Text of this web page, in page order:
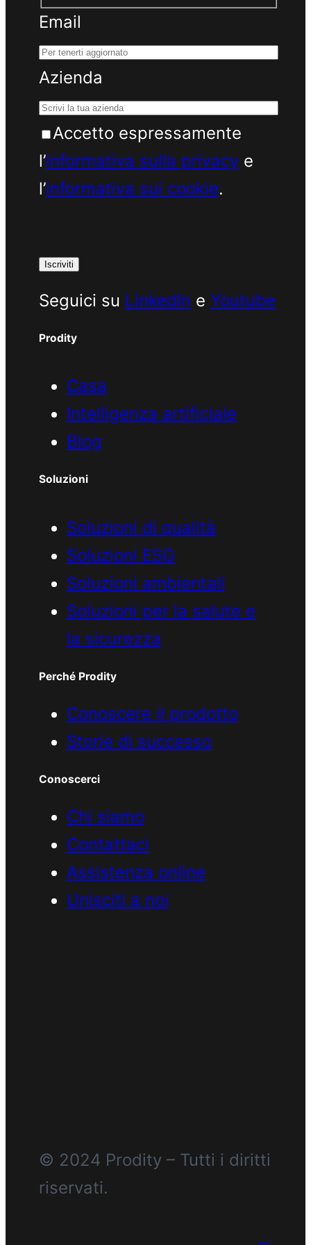
Email
Azienda
Accetto espressamente
l’informativa sulla privacy e
l’informativa sui cookie.
Seguici su LinkedIn e Youtube
Prodity
Casa
Intelligenza artificiale
Blog
Soluzioni
Soluzioni di qualità
Soluzioni ESG
Soluzioni ambientali
Soluzioni per la salute e
la sicurezza
Perché Prodity
Conoscere il prodotto
Storie di successo
Conoscerci
Chi siamo
Contattaci
Assistenza online
Unisciti a noi
© 2024 Prodity – Tutti i diritti
riservati.